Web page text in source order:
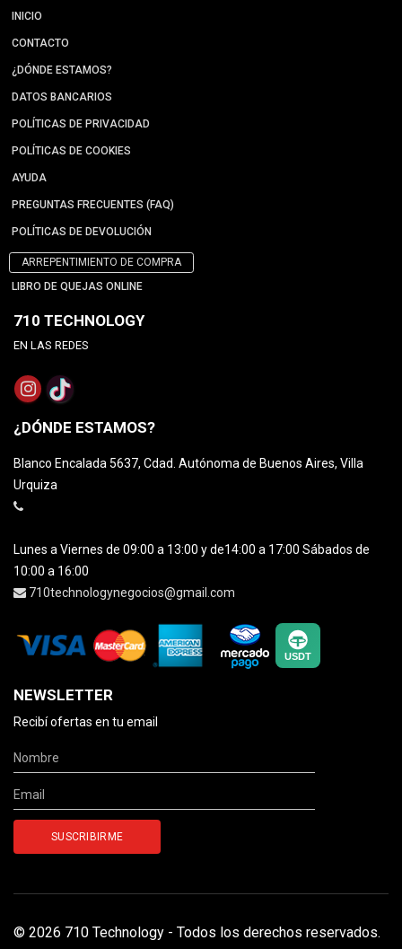
INICIO
CONTACTO
¿DÓNDE ESTAMOS?
DATOS BANCARIOS
POLÍTICAS DE PRIVACIDAD
POLÍTICAS DE COOKIES
AYUDA
PREGUNTAS FRECUENTES (FAQ)
POLÍTICAS DE DEVOLUCIÓN
ARREPENTIMIENTO DE COMPRA
LIBRO DE QUEJAS ONLINE
710 TECHNOLOGY
EN LAS REDES
¿DÓNDE ESTAMOS?
Blanco Encalada 5637, Cdad. Autónoma de Buenos Aires, Villa
Urquiza
Lunes a Viernes de 09:00 a 13:00 y de14:00 a 17:00 Sábados de
10:00 a 16:00
710technologynegocios@gmail.com
NEWSLETTER
Recibí ofertas en tu email
© 2026 710 Technology - Todos los derechos reservados.